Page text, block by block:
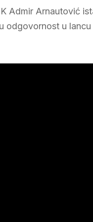
Admir Arnautović
odgovornost u